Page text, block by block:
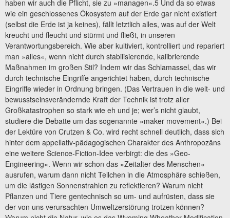
haben wir auch die Pflicht, sie zu »managen«.5 Und da so etwas
wie ein geschlossenes Ökosystem auf der Erde gar nicht existiert
(selbst die Erde ist ja keines), fällt letztlich alles, was auf der Welt
kreucht und fleucht und stürmt und fließt, in unseren
Verantwortungsbereich. Wie aber kultiviert, kontrolliert und repariert
man »alles«, wenn nicht durch stabilisierende, kalibrierende
Maßnahmen im großen Stil? Indem wir das Schlamassel, das wir
durch technische Eingriffe angerichtet haben, durch technische
Eingriffe wieder in Ordnung bringen. (Das Vertrauen in die welt- und
bewusstseinsverändernde Kraft der Technik ist trotz aller
Großkatastrophen so stark wie eh und je; wer’s nicht glaubt,
studiere die Debatte um das sogenannte »maker movement«.) Bei
der Lektüre von Crutzen & Co. wird recht schnell deutlich, dass sich
hinter dem appellativ-pädagogischen Charakter des Anthro­pozäns
eine weitere Science-Fiction-Idee verbirgt: die des »Geo-
Engineering«. Wenn wir schon das »Zeitalter des Menschen«
ausrufen, warum dann nicht Teilchen in die Atmosphäre schießen,
um die lästigen Sonnenstrahlen zu reflektieren? Warum nicht
Pflanzen und Tiere gentechnisch so um- und aufrüsten, dass sie
der von uns verursachten Umweltzerstörung trotzen können?